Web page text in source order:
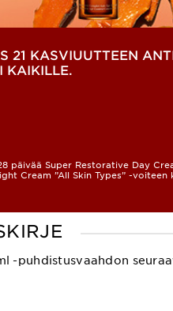
21 KASVIUUTTEEN
KAIKILLE.
päivää Super Restorative Day
Cream ”All Skin Types” -voiteen
-puhdistusvaahdon